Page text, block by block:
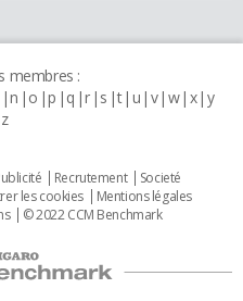
membres :
n o p q r s t u v w x y
z
Recrutement
Societé
les cookies
Mentions légales
© 2022 CCM Benchmark